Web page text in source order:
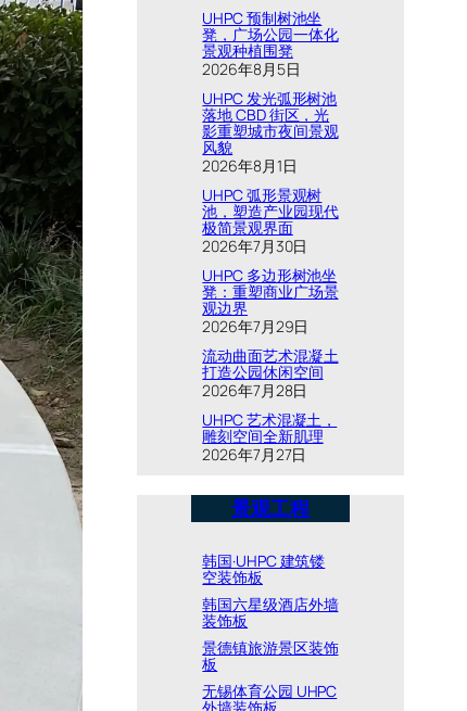
UHPC 预制树池坐
凳，广场公园一体化
景观种植围凳
2026年8月5日
UHPC 发光弧形树池
落地 CBD 街区，光
影重塑城市夜间景观
风貌
2026年8月1日
UHPC 弧形景观树
池，塑造产业园现代
极简景观界面
2026年7月30日
UHPC 多边形树池坐
凳：重塑商业广场景
观边界
2026年7月29日
流动曲面艺术混凝土
打造公园休闲空间
2026年7月28日
UHPC 艺术混凝土，
雕刻空间全新肌理
2026年7月27日
景观工程
韩国·UHPC 建筑镂
空装饰板
韩国六星级酒店外墙
装饰板
景德镇旅游景区装饰
板
无锡体育公园 UHPC